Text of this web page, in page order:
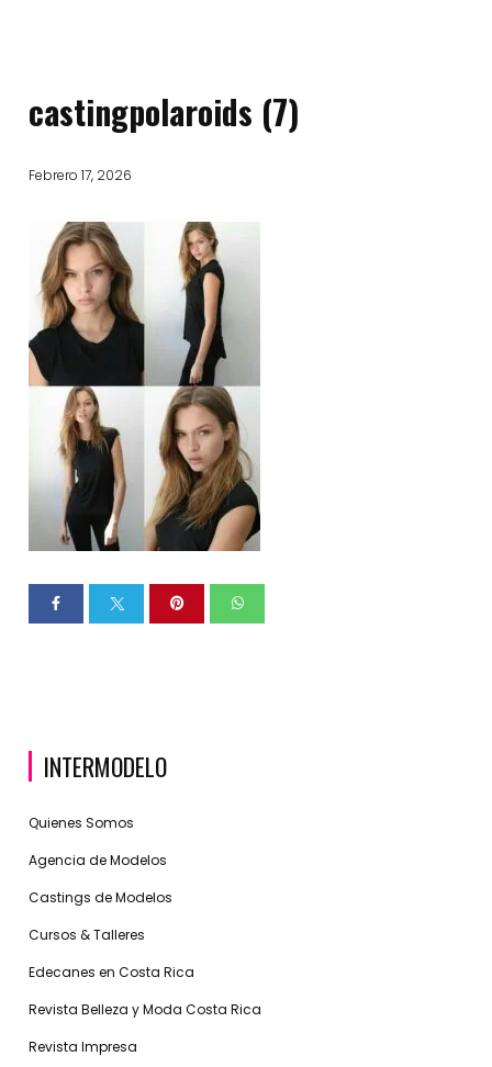
castingpolaroids (7)
Febrero 17, 2026
INTERMODELO
Quienes Somos
Agencia de Modelos
Castings de Modelos
Cursos & Talleres
Edecanes en Costa Rica
Revista Belleza y Moda Costa Rica
Revista Impresa